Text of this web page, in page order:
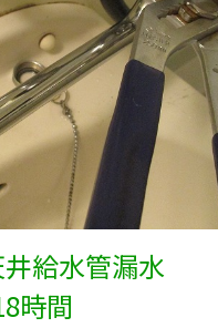
井給水管漏水
時間